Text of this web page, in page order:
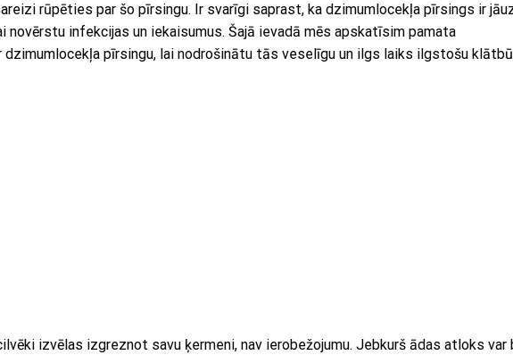
rūpēties par šo pīrsingu. Ir svarīgi saprast, ka dzimumlocekļa pīrsings ir
novērstu infekcijas un iekaisumus. Šajā ievadā mēs apskatīsim pamata
dzimumlocekļa pīrsingu, lai nodrošinātu tās veselīgu un ilgs laiks ilgstošu
izvēlas izgreznot savu ķermeni, nav ierobežojumu. Jebkurš ādas atloks var